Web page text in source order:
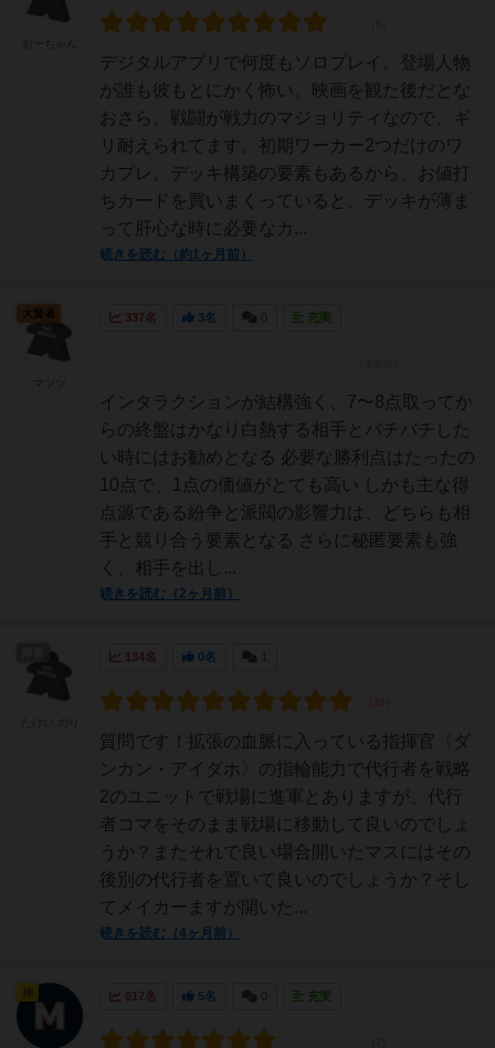
デジタルアプリで何度もソロプレイ。登場人物
が誰も彼もとにかく怖い。映画を観た後だとな
おさら。戦闘が戦力のマジョリティなので、ギ
リ耐えられてます。初期ワーカー2つだけのワ
カプレ。デッキ構築の要素もあるから、お値打
ちカードを買いまくっていると、デッキが薄ま
って肝心な時に必要なカ...
続きを読む（約1ヶ月前）
337名 3名 充実
インタラクションが結構強く、7〜8点取ってか
らの終盤はかなり白熱する相手とバチバチした
い時にはお勧めとなる 必要な勝利点はたったの
10点で、1点の価値がとても高い しかも主な得
点源である紛争と派閥の影響力は、どちらも相
手と競り合う要素となる さらに秘匿要素も強
く、相手を出し...
続きを読む（2ヶ月前）
大賢者
134名 0名
質問です！拡張の血脈に入っている指揮官〈ダ
ンカン・アイダホ〉の指輪能力で代行者を戦略
2のユニットで戦場に進軍とありますが、代行
者コマをそのまま戦場に移動して良いのでしょ
うか？またそれで良い場合開いたマスにはその
後別の代行者を置いて良いのでしょうか？そし
てメイカーますが開いた...
続きを読む（4ヶ月前）
617名 5名 充実